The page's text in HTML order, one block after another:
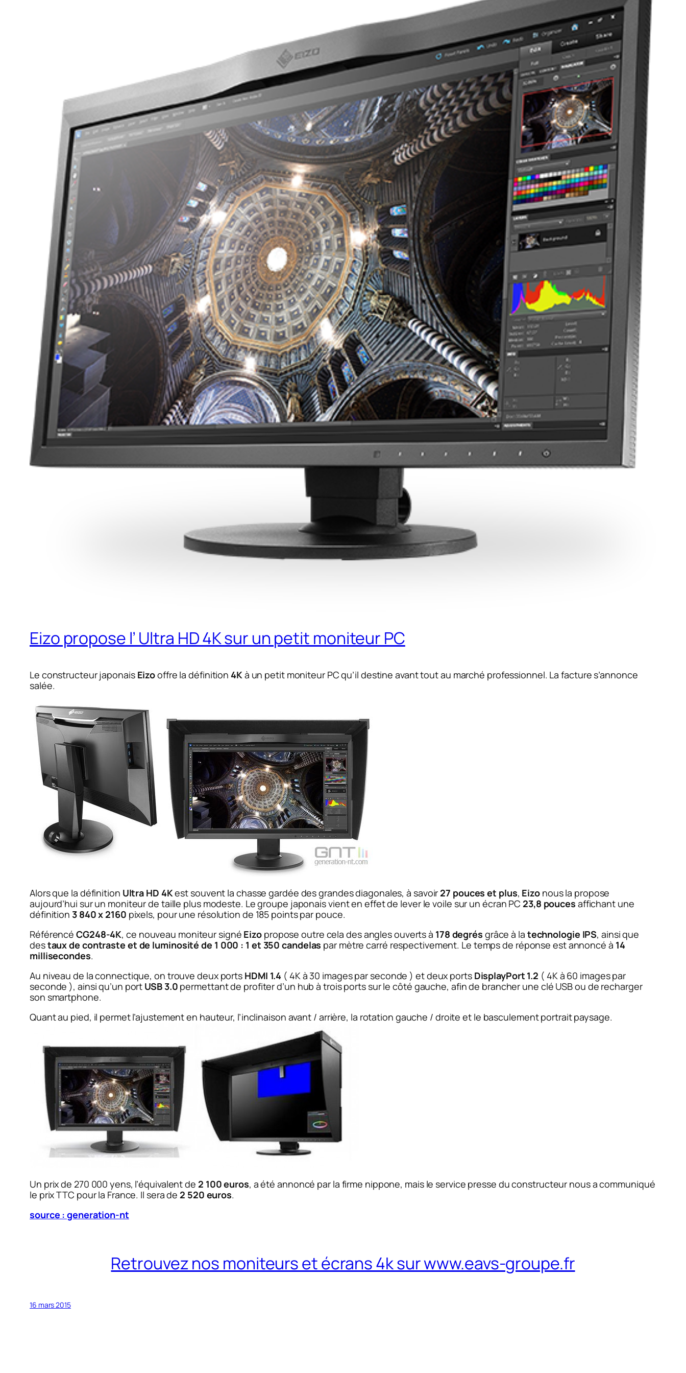
Eizo propose l’ Ultra HD 4K sur un petit moniteur PC
Le constructeur japonais Eizooffre la définition 4Kà un petit moniteur PC qu’il destine avant tout au marché professionnel. La facture s’annonce
salée.
Alors que la définition Ultra HD 4Kest souvent la chasse gardée des grandes diagonales, à savoir 27 pouces et plus, Eizonous la propose
aujourd’hui sur un moniteur de taille plus modeste. Le groupe japonais vient en effet de lever le voile sur un écran PC 23,8 pouces affichant une
définition 3 840 x 2160 pixels, pour une résolution de 185 points par pouce.
Référencé CG248-4K, ce nouveau moniteur signé Eizo propose outre cela des angles ouverts à 178 degrés grâce à la technologie IPS, ainsi que
destaux de contraste et de luminosité de 1 000 : 1 et 350 candelas par mètre carré respectivement. Le temps de réponse est annoncé à 14
millisecondes.
Au niveau de la connectique, on trouve deux ports HDMI 1.4 ( 4K à 30 images par seconde ) et deux ports DisplayPort 1.2 ( 4K à 60 images par
seconde ), ainsi qu’un port USB 3.0 permettant de profiter d’un hub à trois ports sur le côté gauche, afin de brancher une clé USB ou de recharger
son smartphone.
Quant au pied, il permet l’ajustement en hauteur, l’inclinaison avant / arrière, la rotation gauche / droite et le basculement portrait paysage.
Un prix de 270 000 yens, l’équivalent de 2 100 euros, a été annoncé par la firme nippone, mais le service presse du constructeur nous a communiqué
le prix TTC pour la France. Il sera de 2 520 euros.
source : generation-nt
Retrouvez nos moniteurs et écrans 4k sur www.eavs-groupe.fr
16 mars 2015